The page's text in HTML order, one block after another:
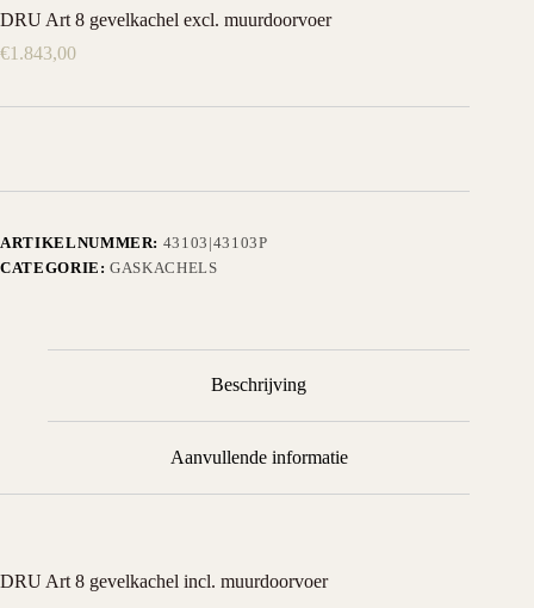
DRU Art 8 gevelkachel excl. muurdoorvoer
€1.843,00
ARTIKELNUMMER: 43103|43103P
CATEGORIE:GASKACHELS
Beschrijving
Aanvullende informatie
DRU Art 8 gevelkachel incl. muurdoorvoer